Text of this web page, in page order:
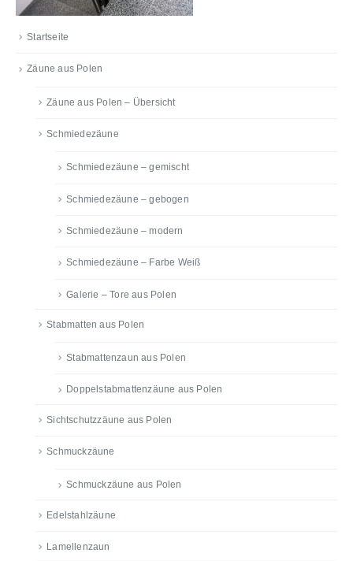
Startseite
Zäune aus Polen
Zäune aus Polen – Übersicht
Schmiedezäune
Schmiedezäune – gemischt
Schmiedezäune – gebogen
Schmiedezäune – modern
Schmiedezäune – Farbe Weiß
Galerie – Tore aus Polen
Stabmatten aus Polen
Stabmattenzaun aus Polen
Doppelstabmattenzäune aus Polen
Sichtschutzzäune aus Polen
Schmuckzäune
Schmuckzäune aus Polen
Edelstahlzäune
Lamellenzaun